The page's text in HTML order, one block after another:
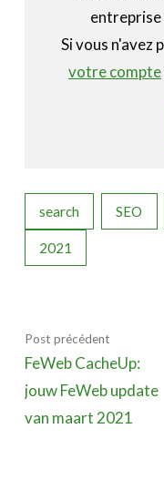
entreprise
Si vous n'avez
votre compte
search SEO
2021
Post précédent
FeWeb CacheUp:
jouw FeWeb update
van maart 2021